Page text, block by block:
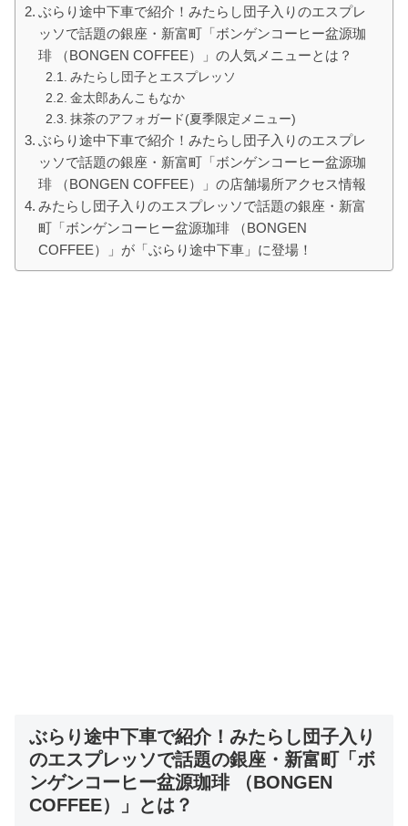
ぶらり途中下車で紹介！みたらし団子入りのエスプレ
ッソで話題の銀座・新富町「ボンゲンコーヒー盆源珈
琲 （BONGEN COFFEE）」の人気メニューとは？
みたらし団子とエスプレッソ
金太郎あんこもなか
抹茶のアフォガード(夏季限定メニュー)
ぶらり途中下車で紹介！みたらし団子入りのエスプレ
ッソで話題の銀座・新富町「ボンゲンコーヒー盆源珈
琲 （BONGEN COFFEE）」の店舗場所アクセス情報
みたらし団子入りのエスプレッソで話題の銀座・新富
町「ボンゲンコーヒー盆源珈琲 （BONGEN
COFFEE）」が「ぶらり途中下車」に登場！
ぶらり途中下車で紹介！ みたらし団子入り
のエスプレッソで話題の銀座・新富町「ボ
ンゲンコーヒー盆源珈琲 （BONGEN
COFFEE）」
とは ？